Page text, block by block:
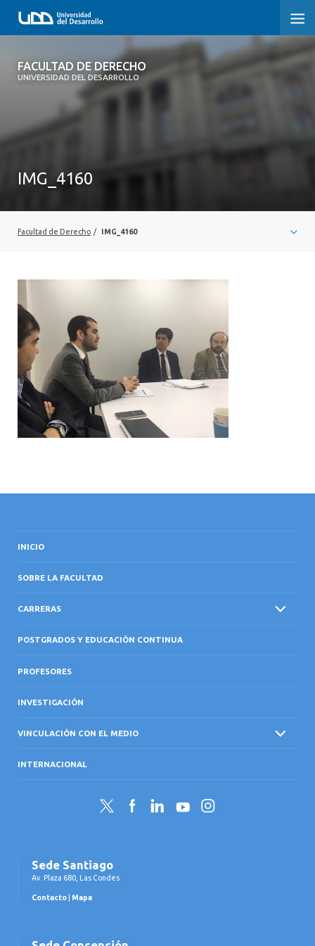
FACULTAD DE DERECHO
UNIVERSIDAD DEL DESARROLLO
FACULTAD DE DERECHO
SOBRE LA FACULTAD
INTERNACIONAL
IMG_4160
Facultad de Derecho / IMG_4160
INICIO
SOBRE LA FACULTAD
CARRERAS
POSTGRADOS Y EDUCACIÓN CONTINUA
PROFESORES
INVESTIGACIÓN
VINCULACIÓN CON EL MEDIO
INTERNACIONAL
Twitter FacebookLinkedInYouTubeInstagram
Sede Santiago
Av. Plaza 680, Las Condes
Contacto Mapa